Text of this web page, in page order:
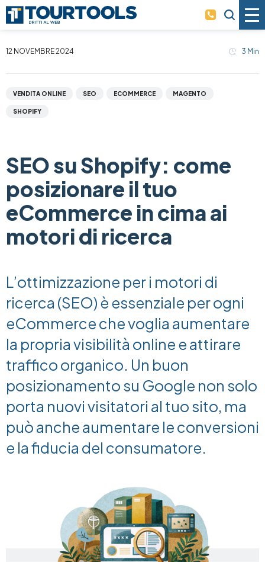
12 NOVEMBRE 2024 3 Min
VENDITA ONLINE SEO ECOMMERCE MAGENTO
SHOPIFY
SEO su Shopify: come
posizionare il tuo
eCommerce in cima ai
motori di ricerca
L’ottimizzazione per i motori di
ricerca (SEO) è essenziale per ogni
eCommerce che voglia aumentare
la propria visibilità online e attirare
traffico organico. Un buon
posizionamento su Google non solo
porta nuovi visitatori al tuo sito, ma
può anche aumentare le conversioni
e la fiducia del consumatore.